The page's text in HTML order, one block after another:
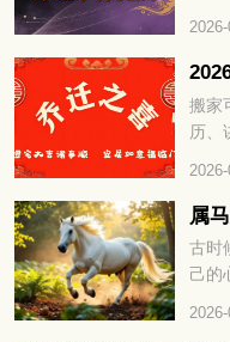
变化
火
这究
下细
搬家
历、
友，
后
年9
古时
己的